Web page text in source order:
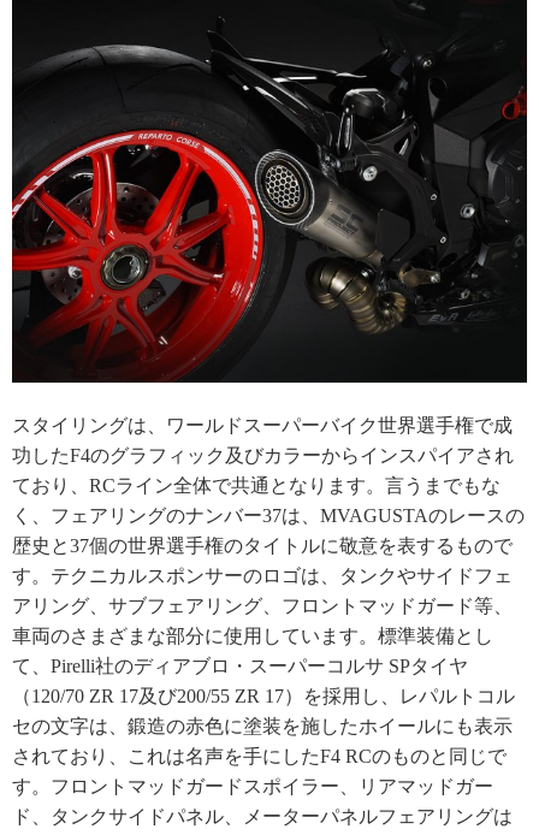
スタイリングは、ワールドスーパーバイク世界選手権で成
功したF4のグラフィック及びカラーからインスパイアされ
ており、RCライン全体で共通となります。言うまでもな
く、フェアリングのナンバー37は、MVAGUSTAのレースの
歴史と37個の世界選手権のタイトルに敬意を表するもので
す。テクニカルスポンサーのロゴは、タンクやサイドフェ
アリング、サブフェアリング、フロントマッドガード等、
車両のさまざまな部分に使用しています。標準装備とし
て、Pirelli社のディアブロ・スーパーコルサ SPタイヤ
（120/70 ZR 17及び200/55 ZR 17）を採用し、レパルトコル
セの文字は、鍛造の赤色に塗装を施したホイールにも表示
されており、これは名声を手にしたF4 RCのものと同じで
す。フロントマッドガードスポイラー、リアマッドガー
ド、タンクサイドパネル、メーターパネルフェアリングは